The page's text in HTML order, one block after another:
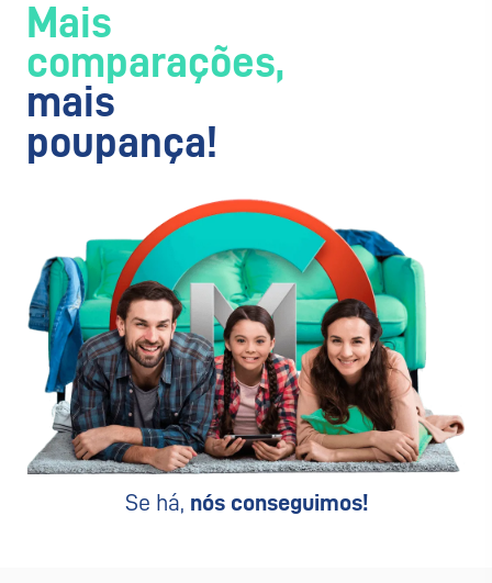
Mais
comparações,
mais
poupança!
Se há, nós conseguimos!